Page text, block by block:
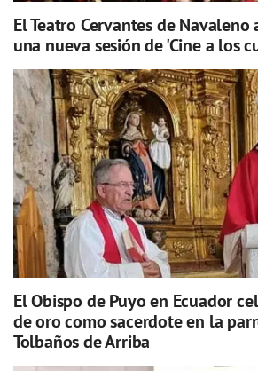
El Teatro Cervantes de
una nueva sesión de 'Cine a los
El Obispo de Puyo en Ecuador
de oro como sacerdote en la
Tolbaños de Arriba